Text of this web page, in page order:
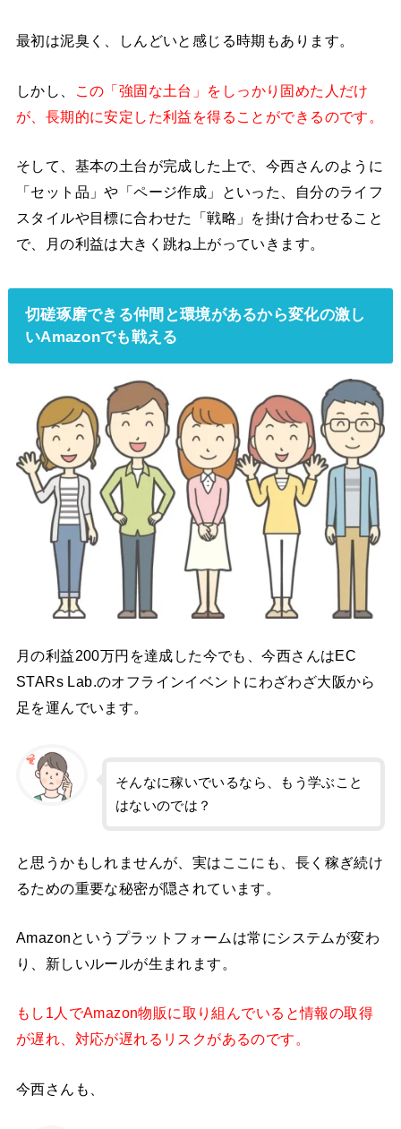
最初は泥臭く、しんどいと感じる時期もあります。
しかし、
この「強固な土台」をしっかり固めた人だけ
が、長期的に安定した利益を得ることができるのです。
そして、基本の土台が完成した上で、今西さんのように
「セット品」や「ページ作成」といった、自分のライフ
スタイルや目標に合わせた「戦略」を掛け合わせること
で、月の利益は大きく跳ね上がっていきます。
切磋琢磨できる仲間と環境があるから変化の激し
いAmazonでも戦える
月の利益200万円を達成した今でも、今西さんはEC
STARs Lab.のオフラインイベントにわざわざ大阪から
足を運んでいます。
そんなに稼いでいるなら、もう学ぶこと
はないのでは？
と思うかもしれませんが、実はここにも、長く稼ぎ続け
るための重要な秘密が隠されています。
Amazonというプラットフォームは常にシステムが変わ
り、新しいルールが生まれます。
もし1人でAmazon物販に取り組んでいると情報の取得
が遅れ、対応が遅れるリスクがあるのです。
今西さんも、